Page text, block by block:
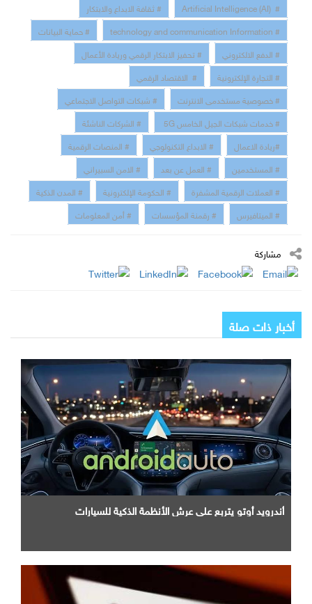
# Artificial Intelligence (AI)
# ثقافة الابداع والابتكار
# technology and communication Information
# حماية البيانات
# الدفع الالكتروني
# تحفيز الابتكار الرقمي وريادة الأعمال
# التجارة الإلكترونية
# الاقتصاد الرقمي
# خصوصية مستخدمى الانترنت
# شبكات التواصل الاجتماعي
# خدمات شبكات الجيل الخامس 5G
# الشركات الناشئة
#ريادة الاعمال
# الابداع التكنولوجي
# المنصات الرقمية
# المستخدمين
# العمل عن بعد
# الامن السبيراني
# العملات الرقمية المشفرة
# الحكومة الإلكترونية
# المدن الذكية
# الميتافيرس
# رقمنة المؤسسات # أمن المعلومات
مشاركة
أخبار ذات صلة
أندرويد أوتو يتربع علي عرش الأنظمة الذكية للسيارات